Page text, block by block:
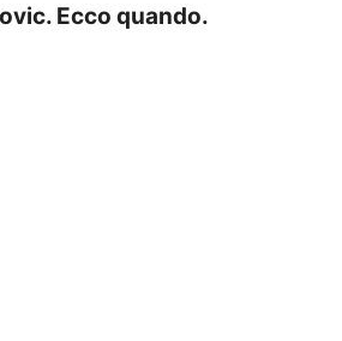
Ecco quando.